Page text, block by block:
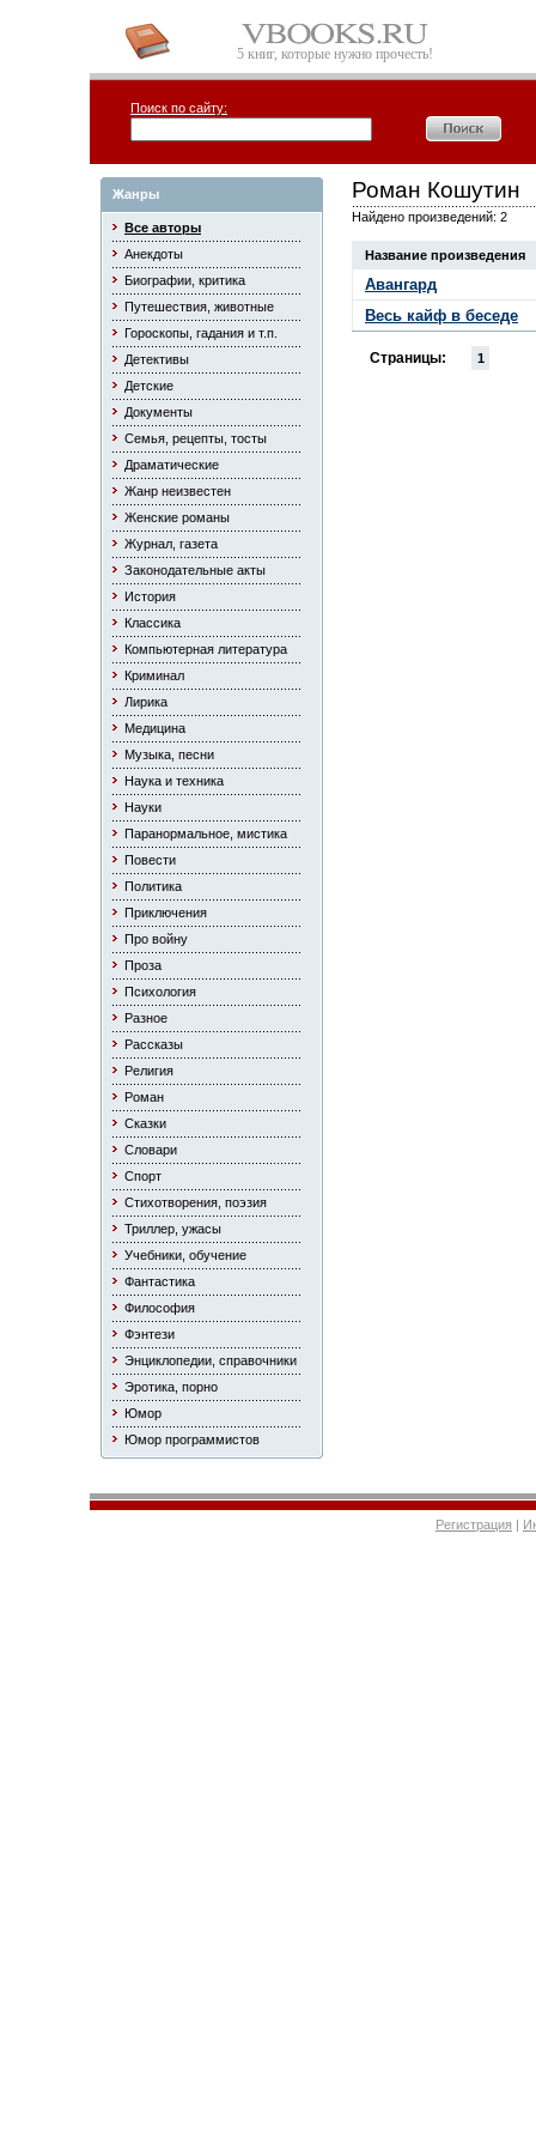
5 книг, которые нужно прочесть!
Поиск по сайту:
Жанры
Все авторы
Анекдоты
Биографии, критика
Путешествия, животные
Гороскопы, гадания и т.п.
Детективы
Детские
Документы
Семья, рецепты, тосты
Драматические
Жанр неизвестен
Женские романы
Журнал, газета
Законодательные акты
История
Классика
Компьютерная литература
Криминал
Лирика
Медицина
Музыка, песни
Наука и техника
Науки
Паранормальное, мистика
Повести
Политика
Приключения
Про войну
Проза
Психология
Разное
Рассказы
Религия
Роман
Сказки
Словари
Спорт
Стихотворения, поэзия
Триллер, ужасы
Учебники, обучение
Фантастика
Философия
Фэнтези
Энциклопедии, справочники
Эротика, порно
Юмор
Юмор программистов
Роман Кошутин
Найдено произведений: 2
Название произведения
Авангард
Весь кайф в беседе
Страницы: 1
Регистрация |